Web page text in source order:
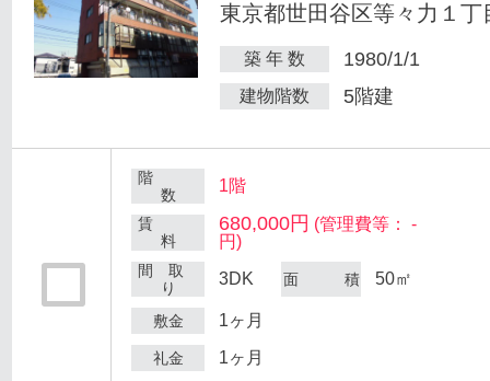
東京都世田谷区等々力１丁
築 年 数 1980/1/1
建物階数 5階建
階
数
1階
賃
料
680,000円 (管理費等： -
円)
間 取
り
3DK 面 積 50㎡
敷金 1ヶ月
礼金 1ヶ月